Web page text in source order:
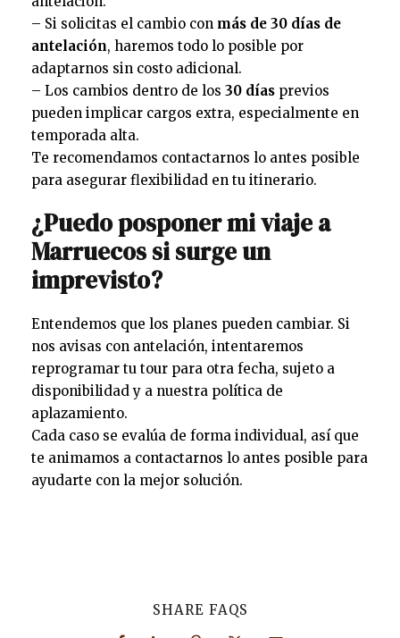
– Si solicitas el cambio con más de 30 días de
antelación, haremos todo lo posible por
adaptarnos sin costo adicional.
– Los cambios dentro de los 30 días previos
pueden implicar cargos extra, especialmente en
temporada alta.
Te recomendamos contactarnos lo antes posible
para asegurar flexibilidad en tu itinerario.
¿Puedo posponer mi viaje a
Marruecos si surge un
imprevisto?
Entendemos que los planes pueden cambiar. Si
nos avisas con antelación, intentaremos
reprogramar tu tour para otra fecha, sujeto a
disponibilidad y a nuestra política de
aplazamiento.
Cada caso se evalúa de forma individual, así que
te animamos a contactarnos lo antes posible para
ayudarte con la mejor solución.
SHARE FAQS